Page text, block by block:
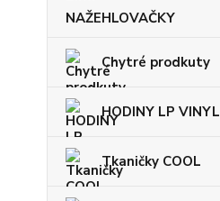
NAŽEHLOVAČKY
Chytré prodkuty
HODINY LP VINYL
Tkaničky COOL